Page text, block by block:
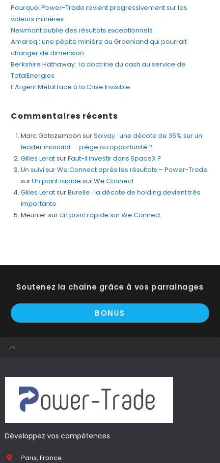
Pourquoi Power-Trade revient progressivement sur les
valeurs minières
Newmont publie des résultats exceptionnels
Amaroq : une pépite minière au Groenland qui pourrait
changer de dimension
Berkshire Hathaway : la doctrine du cash au service de
TotalEnergies
L’Argent Métal face à la Crise Invisible
Commentaires récents
Marc Gotozemoon surSolvay : une décote de 35% sur un
leader mondial — piège ou opportunité ?
Gilles LeratsurFaut-il investir dans SpaceX ?
Un suivi sur We.Connect après les résultats – Power-Trade
surUn point rapide sur We.Connect
Gilles LeratsurBurelle : la décote de holding devient très
importante
MeuniersurUn point rapide sur We.Connect
Soutenez la chaine grâce à vos parrainages
BONUS
Développez vos compétences
Paris, France